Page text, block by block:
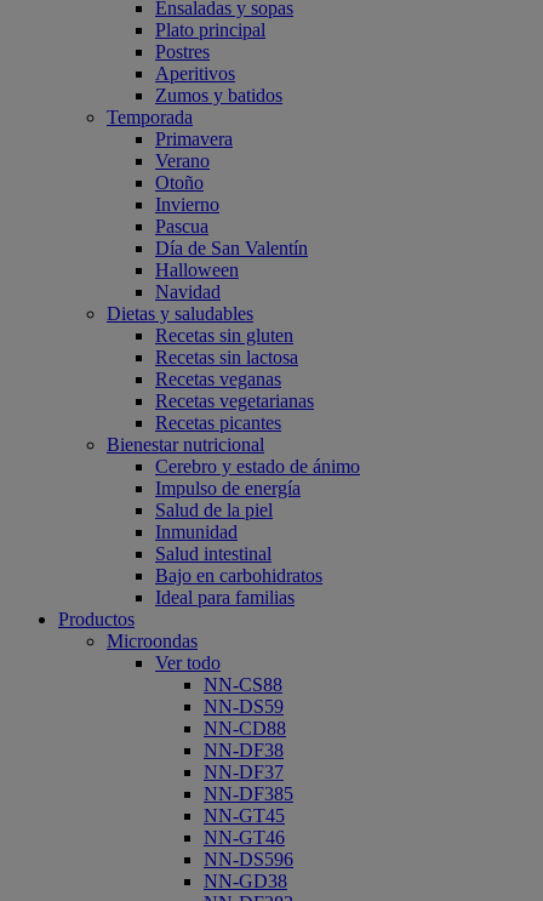
Ensaladas y sopas
Plato principal
Postres
Aperitivos
Zumos y batidos
Temporada
Primavera
Verano
Otoño
Invierno
Pascua
Día de San Valentín
Halloween
Navidad
Dietas y saludables
Recetas sin gluten
Recetas sin lactosa
Recetas veganas
Recetas vegetarianas
Recetas picantes
Bienestar nutricional
Cerebro y estado de ánimo
Impulso de energía
Salud de la piel
Inmunidad
Salud intestinal
Bajo en carbohidratos
Ideal para familias
Productos
Microondas
Ver todo
NN-CS88
NN-DS59
NN-CD88
NN-DF38
NN-DF37
NN-DF385
NN-GT45
NN-GT46
NN-DS596
NN-GD38